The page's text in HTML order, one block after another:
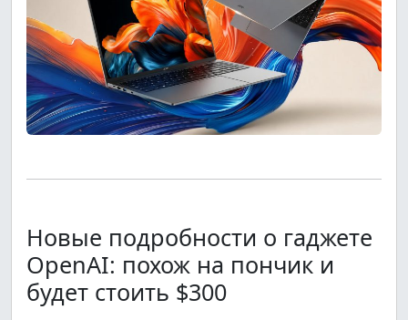
Новые подробности о гаджете
OpenAI: похож на пончик и
будет стоить $300